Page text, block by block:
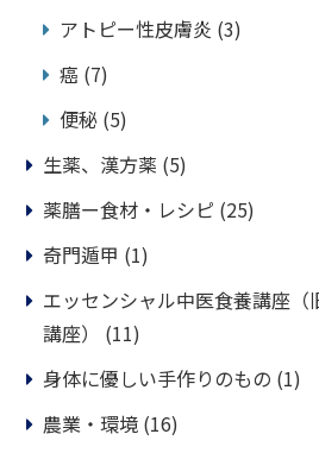
アトピー性皮膚炎 (3)
癌 (7)
便秘 (5)
生薬、漢方薬 (5)
薬膳ー食材・レシピ (25)
奇門遁甲 (1)
エッセンシャル中医食養講座
講座）
(11)
身体に優しい手作りのもの (1)
農業・環境 (16)